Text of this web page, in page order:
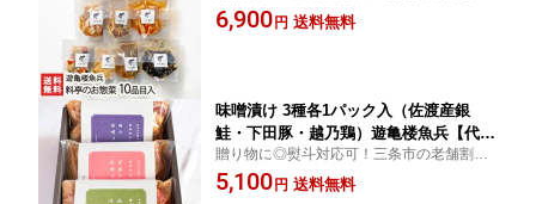
き・金平牛蒡・支那竹旨煮）遊亀楼魚兵
す。どれも実際にお店で提供している自慢
の味！袋から取り出してそのまま食べられ
6,900 円 送料無料
味噌漬け 3種各1パック入（佐渡産銀
鮭・下田豚・越乃鶏）遊亀楼魚兵【代金
引換不可】【特製味噌/老舗割烹料亭/燕
三条】【お土産/手土産/プレゼント/ギフ
贈り物に◎熨斗対応可！三条市の老舗割烹
料亭「遊亀楼魚兵」の味噌漬け詰合せで
す。特製味噌と相性抜群な食材だからこ
5,100 円 送料無料